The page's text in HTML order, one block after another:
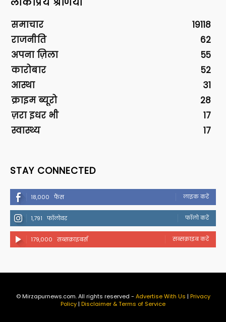
समाचार
19118
राजनीति
62
अपना ज़िला
55
कारोबार
52
आस्था
31
क्राइम ब्यूरो
28
ज़रा इधर भी
17
स्वास्थ्य
17
STAY CONNECTED
18,000 फैंस लाइक करें
1,791 फॉलोवर फॉलो करें
179,000 सब्सक्राइबर्स सब्सक्राइब करें
© Mirzapurnews.com. All rights reserved - Advertise With Us | Privacy
Policy| Disclaimer & Terms of Service